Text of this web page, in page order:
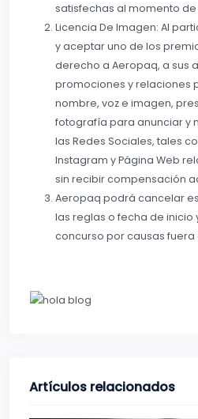
satisfechas al momento
Licencia De Imagen: Al
y aceptar uno de los
derecho a Aeropaq, a sus
promociones y relaciones
nombre, voz e imagen,
fotografía para anunciar y
las Redes Sociales, tales
Instagram y Página Web
sin recibir compensación
Aeropaq podrá cancelar
las reglas o fecha de inicio
concurso por causas fuera
Artículos relacionados